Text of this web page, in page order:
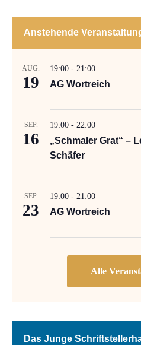
Anstehende
AUG.
19
19:00 - 21:00
AG Wortreich
SEP.
16
19:00 - 22:00
„Schmaler Grat“ –
Schäfer
SEP.
23
19:00 - 21:00
AG Wortreich
Das Junge